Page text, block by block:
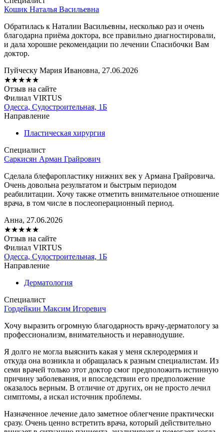
Кошик Наталья Васильевна
Обратилась к Наталии Васильевны, несколько раз и очень
благодарна приёма доктора, все правильно диагностировали,
и дала хорошие рекомендации по лечении Спасибочки Вам
доктор.
Пуйческу Мария Ивановна, 27.06.2026
★★★★★
Отзыв на сайте
Филиал VIRTUS
Одесса, Судостроительная, 1Б
Направление
Пластическая хирургия
Специалист
Саркисян Арман Грайрович
Сделала блефаропластику нижних век у Армана Грайровича.
Очень довольна результатом и быстрым периодом
реабилитации. Хочу также отметить внимательное отношение
врача, в том числе в послеоперационный период.
Анна, 27.06.2026
★★★★★
Отзыв на сайте
Филиал VIRTUS
Одесса, Судостроительная, 1Б
Направление
Дерматология
Специалист
Гордейкин Максим Игоревич
Хочу выразить огромную благодарность врачу-дерматологу за
профессионализм, внимательность и неравнодушие.
Я долго не могла выяснить какая у меня склеродермия и
откуда она возникла и обращалась к разным специалистам. Из
семи врачей только этот доктор смог предположить истинную
причину заболевания, и впоследствии его предположение
оказалось верным. В отличие от других, он не просто лечил
симптомы, а искал источник проблемы.
Назначенное лечение дало заметное облегчение практически
сразу. Очень ценно встретить врача, который действительно